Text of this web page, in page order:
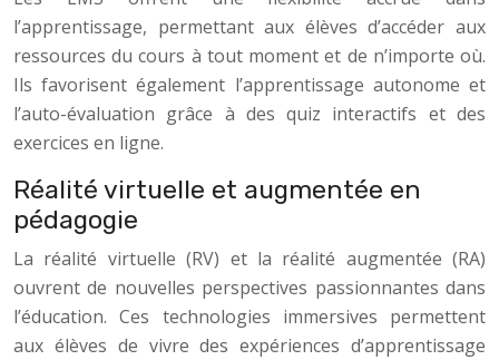
l’apprentissage, permettant aux élèves d’accéder aux
ressources du cours à tout moment et de n’importe où.
Ils favorisent également l’apprentissage autonome et
l’auto-évaluation grâce à des quiz interactifs et des
exercices en ligne.
Réalité virtuelle et augmentée en
pédagogie
La réalité virtuelle (RV) et la réalité augmentée (RA)
ouvrent de nouvelles perspectives passionnantes dans
l’éducation. Ces technologies immersives permettent
aux élèves de vivre des expériences d’apprentissage